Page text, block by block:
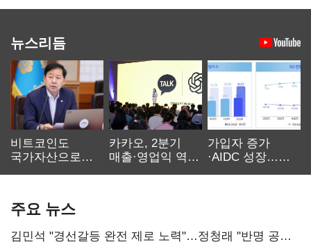
뉴스리듬
비트코인도
국가자산으로…'
카카오, 2분기
매출·영업익 역대
가입자 증가
·AIDC 성장…
주요 뉴스
김민석 "경선갈등 완전 제로 노력"…정청래 "반명 공세